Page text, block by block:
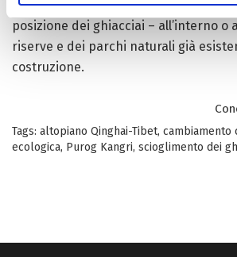
dannose. “Personalizzando” le
posizione dei ghiacciai – all’interno o
riserve e dei parchi naturali già
costruzione.
Tags: altopiano Qinghai-Tibet, cambiamento
ecologica, Purog Kangri, scioglimento dei